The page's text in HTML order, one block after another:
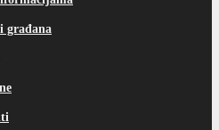
građana